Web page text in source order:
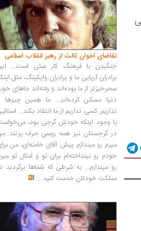
تقاضای اخوان ثالث از رهبر انقلاب اسلامی
جنگیدن با فرهنگ کار عبثی است...
برادران آریایی ما و برادران وایکینگ، مثل
سحرخیزتر از ما بوده‌اند و رفته‌اند جاهای
دنیا مسکن کرده‌اند... ما همین چیزها
نداریم. کسی نداریم از ما انتقاد بکند...
با وجود اینکه خودش گرجی بود،
در گرجستان نیز همه روسی حرف
میرم رو میندازم پیش آقای خامنه‌ای، من
خودم رو نینداخته‌ام برای تو و امثال تو
رو میندازم... به شرطی که شماها برگردید
مملکت خودتان خدمت کنید ...